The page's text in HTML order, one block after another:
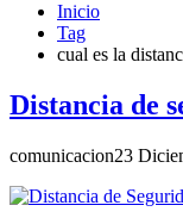
Inicio
Tag
cual es la
Distancia de
comunicacion23